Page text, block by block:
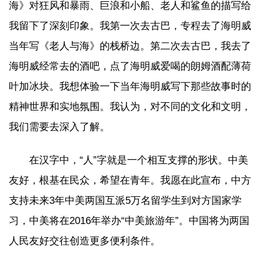
海》对狂风和暴雨、巨浪和小船、老人和鲨鱼的描写给
我留下了深刻印象。我第一次去古巴，专程去了海明威
当年写《老人与海》的栈桥边。第二次去古巴，我去了
海明威经常去的酒吧，点了海明威爱喝的朗姆酒配薄荷
叶加冰块。我想体验一下当年海明威写下那些故事时的
精神世界和实地氛围。我认为，对不同的文化和文明，
我们需要去深入了解。
在汉字中，“人”字就是一个相互支撑的形状。中美
友好，根基在民众，希望在青年。我愿在此宣布，中方
支持未来3年中美两国互派5万名留学生到对方国家学
习，中美将在2016年举办“中美旅游年”。中国将为两国
人民友好交往创造更多便利条件。